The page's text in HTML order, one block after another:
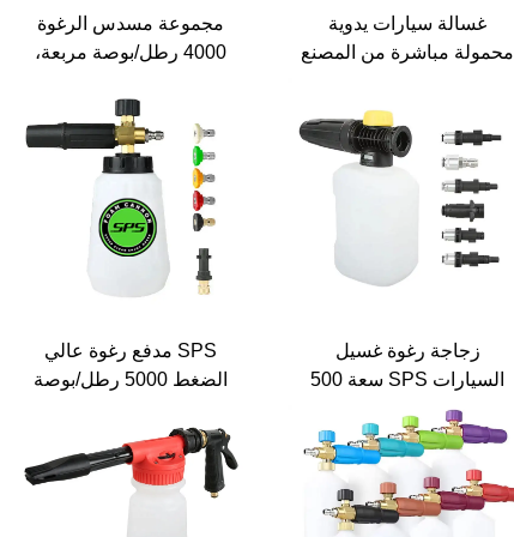
غسالة سيارات يدوية
محمولة مباشرة من المصنع
مربعة، مجموعة مسدس
رش ورغوة لتنظيف عالي
الضغط
مجموعة مسدس الرغوة
4000 رطل/بوصة مربعة،
الثلج الرغوي، فوهة صابون
غسيل السيارات، زجاجة
رش ضغط عالي
زجاجة رغوة غسيل
السيارات SPS سعة 500
مربعة، مدفع رغوة للتنظيف
SPS مدفع رغوة عالي
الضغط 5000 رطل/بوصة
وفوهة رغوة ثلجية مع
موصل سريع